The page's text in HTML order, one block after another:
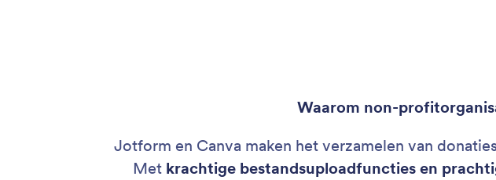
Waarom non-
Jotform en Canva maken het verzamelen van
Met krachtige bestandsuploadfuncties en